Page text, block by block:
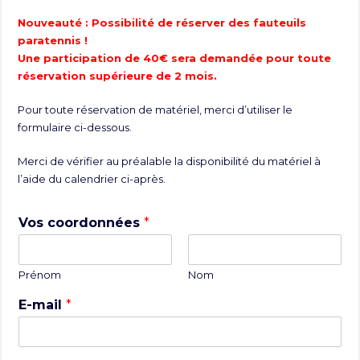
Nouveauté : Possibilité de réserver des fauteuils
paratennis !
Une participation de 40€ sera demandée pour toute
réservation supérieure de 2 mois.
Pour toute réservation de matériel, merci d’utiliser le
formulaire ci-dessous.
Merci de vérifier au préalable la disponibilité du matériel à
l’aide du calendrier ci-après.
Vos coordonnées*
Prénom Nom
E-mail*